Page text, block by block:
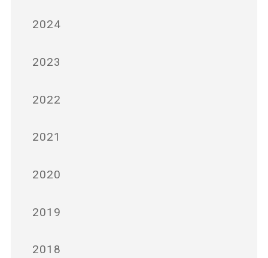
2024
2023
2022
2021
2020
2019
2018